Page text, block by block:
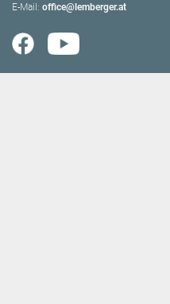
E-Mail: office@lemberger.at